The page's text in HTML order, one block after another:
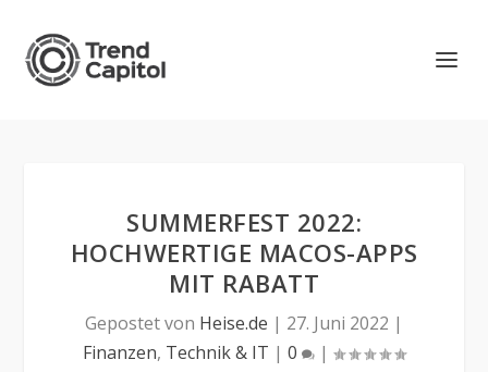
SUMMERFEST 2022:
HOCHWERTIGE MACOS-APPS
MIT RABATT
Gepostet von Heise.de | 27. Juni 2022 |
Finanzen, Technik & IT | 0 |